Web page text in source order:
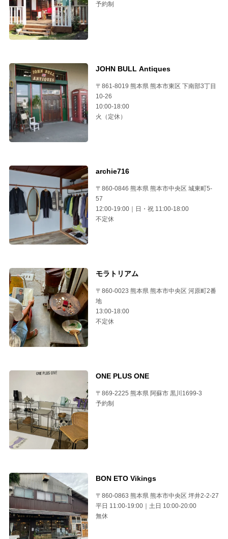
予約制
JOHN BULL Antiques
〒861-8019 熊本県 熊本市東区 下南部3丁目
10-26
10:00-18:00
火（定休）
archie716
〒860-0846 熊本県 熊本市中央区 城東町5-
57
12:00-19:00｜日・祝 11:00-18:00
不定休
モラトリアム
〒860-0023 熊本県 熊本市中央区 河原町2番
地
13:00-18:00
不定休
ONE PLUS ONE
〒869-2225 熊本県 阿蘇市 黒川1699-3
予約制
BON ETO Vikings
〒860-0863 熊本県 熊本市中央区 坪井2-2-27
平日 11:00-19:00｜土日 10:00-20:00
無休